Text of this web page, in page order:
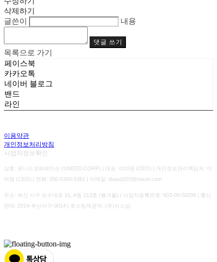
삭제하기
글쓴이
내용
댓글 쓰기
목록으로 가기
페이스북
카카오톡
네이버 블로그
밴드
라인
이용약관
개인정보처리방침
사업자정보확인
상호: 유니드코퍼레이션 (UNEED.CORP) | 대표: 이여명 (CEO) | 개인정보관리책임자: 이
여명 (CEO) | 전화: 050-5300-5381 | 이메일: duaud203@naver.com
주소: 부산 서구 보수대로 15, A동 213호 (봄겨울) | 사업자등록번호: 603-09-50296 | 통신
판매: 2014-부산서구-0014 | 호스팅제공자: (주)식스샵